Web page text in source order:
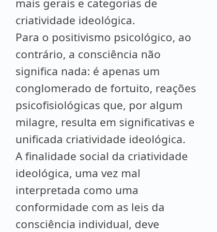
mais gerais e categorias de
criatividade ideológica.
Para o positivismo psicológico, ao
contrário, a consciência não
significa nada: é apenas um
conglomerado de fortuito, reações
psicofisiológicas que, por algum
milagre, resulta em significativas e
unificada criatividade ideológica.
A finalidade social da criatividade
ideológica, uma vez mal
interpretada como uma
conformidade com as leis da
consciência individual, deve